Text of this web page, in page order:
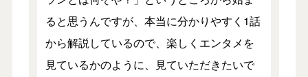
ると思うんですが、本当に分かりやすく1話
から解説しているので、楽しくエンタメを
見ているかのように、見ていただきたいで